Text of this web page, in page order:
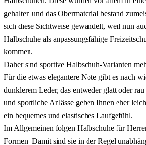
gehalten und das Obermaterial bestand
sich diese Sichtweise gewandelt, weil nun
Halbschuhe als anpassungsfähige
kommen.
Daher sind sportive Halbschuh-Varianten
Für die etwas elegantere Note gibt es nach
dunklerem Leder, das entweder glatt oder
und sportliche Anlässe geben Ihnen eher
ein bequemes und elastisches Laufgefühl.
Im Allgemeinen folgen Halbschuhe für
Formen. Damit sind sie in der Regel